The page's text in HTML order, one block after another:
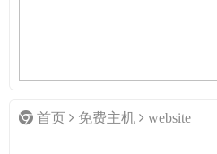
首页 免费主机 website